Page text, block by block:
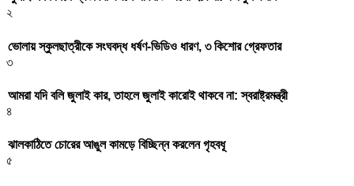
২
ভোলায় স্কুলছাত্রীকে সংঘবদ্ধ ধর্ষণ-ভিডিও ধারণ, ৩ কিশোর গ্রেফতার
৩
আমরা যদি বলি জুলাই কার, তাহলে জুলাই কারোই থাকবে না: স্বরাষ্ট্রমন্ত্রী
৪
ঝালকাঠিতে চোরের আঙুল কামড়ে বিচ্ছিন্ন করলেন গৃহবধূ
৫